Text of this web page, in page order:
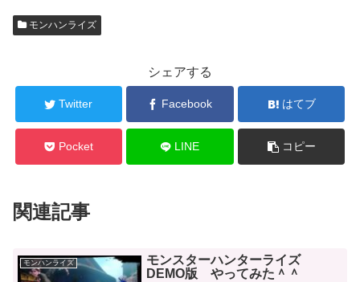
モンハンライズ
シェアする
Twitter Facebook はてブ
Pocket LINE コピー
関連記事
モンハンライズ
モンスターハンターライズ
DEMO版 やってみた＾＾